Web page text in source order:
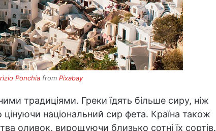
Ponchia from Pixabay
традиціями. Греки їдять більше сиру, ніж
цінуючи національний сир фета. Країна також
оливок, вирощуючи близько сотні їх сортів.